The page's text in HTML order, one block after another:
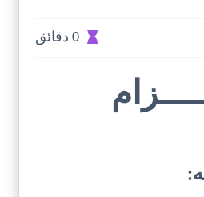
0 دقائق